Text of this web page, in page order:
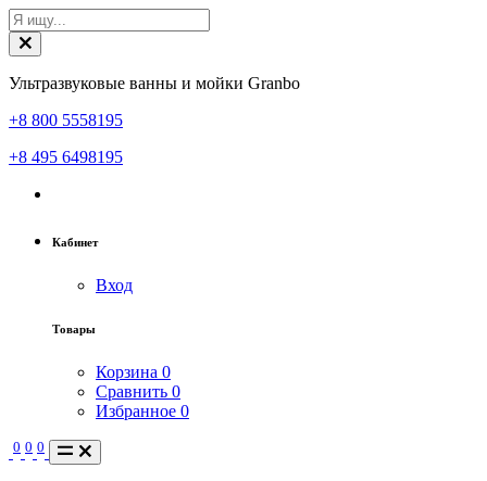
Ультразвуковые ванны и мойки Granbo
+8 800 5558195
+8 495 6498195
Кабинет
Вход
Товары
Корзина 0
Сравнить 0
Избранное 0
0 0 0